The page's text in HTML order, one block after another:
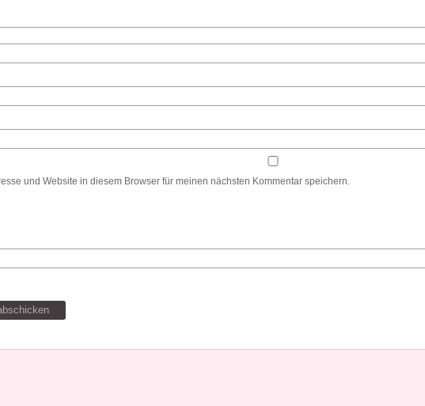
und Website in diesem Browser für meinen nächsten Kommentar speichern.